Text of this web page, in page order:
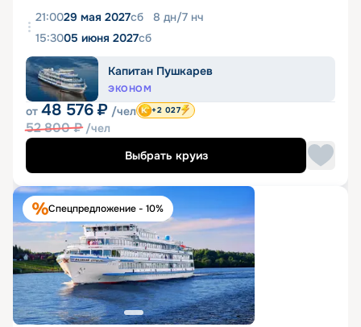
21:0029 мая 2027сб 8 дн/7 нч
15:3005 июня 2027сб
Капитан Пушкарев
ЭКОНОМ
от 48 576 ₽ /чел
52 800₽ /чел
+2 027
Выбрать круиз
Спецпредложение - 10%